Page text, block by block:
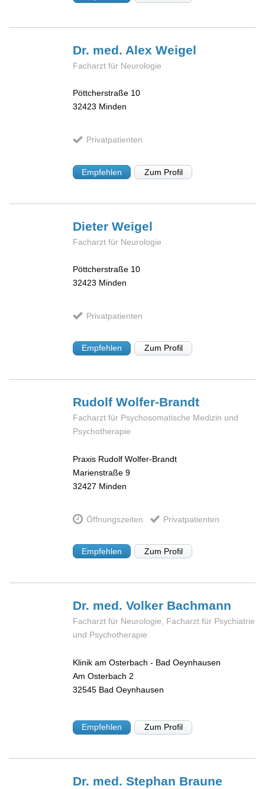
Dr. med. AlexWeigel
Facharzt für Neurologie
Pöttcherstraße 10
32423 Minden
Privatpatienten
Empfehlen Zum Profil
DieterWeigel
Facharzt für Neurologie
Pöttcherstraße 10
32423 Minden
Privatpatienten
Empfehlen Zum Profil
RudolfWolfer-Brandt
Facharzt für Psychosomatische Medizin und
Psychotherapie
Praxis Rudolf Wolfer-Brandt
Marienstraße 9
32427 Minden
Öffnungszeiten Privatpatienten
Empfehlen Zum Profil
Dr. med. Volker Bachmann
Facharzt für Neurologie, Facharzt für Psychiatrie
und Psychotherapie
Klinik am Osterbach - Bad Oeynhausen
Am Osterbach 2
32545 Bad Oeynhausen
Empfehlen Zum Profil
Dr. med. Stephan Braune